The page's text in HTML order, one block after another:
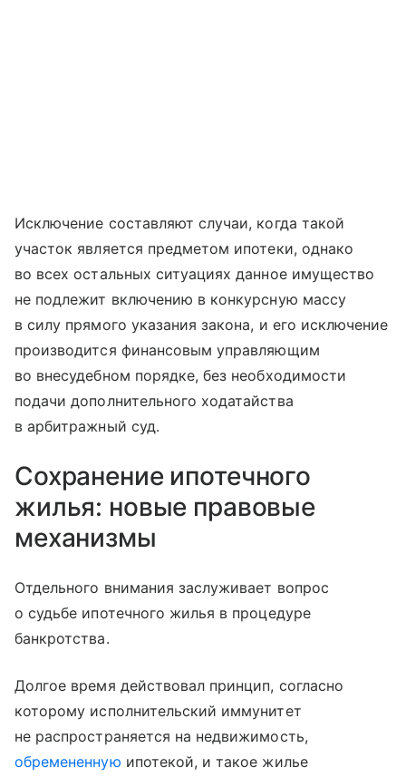
Исключение составляют случаи, когда такой
участок является предметом ипотеки, однако
во всех остальных ситуациях данное имущество
не подлежит включению в конкурсную массу
в силу прямого указания закона, и его исключение
производится финансовым управляющим
во внесудебном порядке, без необходимости
подачи дополнительного ходатайства
в арбитражный суд.
Сохранение ипотечного
жилья: новые правовые
механизмы
Отдельного внимания заслуживает вопрос
о судьбе ипотечного жилья в процедуре
банкротства.
Долгое время действовал принцип, согласно
которому исполнительский иммунитет
не распространяется на недвижимость,
обремененную ипотекой, и такое жилье